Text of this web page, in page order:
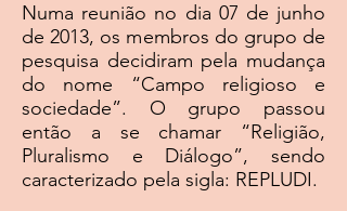
Numa reunião no dia 07 de junho
de 2013, os membros do grupo de
pesquisa decidiram pela mudança
do nome “Campo religioso e
sociedade”. O grupo passou
então a se chamar “Religião,
Pluralismo e Diálogo”, sendo
caracterizado pela sigla: REPLUDI.